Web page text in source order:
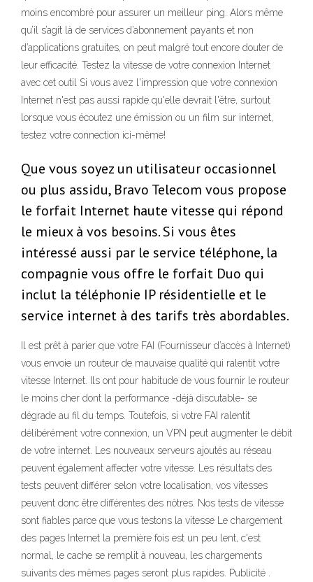
moins encombré pour assurer un meilleur ping. Alors même
qu’il s’agit là de services d’abonnement payants et non
d’applications gratuites, on peut malgré tout encore douter de
leur efficacité. Testez la vitesse de votre connexion Internet
avec cet outil Si vous avez l'impression que votre connexion
Internet n'est pas aussi rapide qu'elle devrait l'être, surtout
lorsque vous écoutez une émission ou un film sur internet,
testez votre connection ici-même!
Que vous soyez un utilisateur occasionnel
ou plus assidu, Bravo Telecom vous propose
le forfait Internet haute vitesse qui répond
le mieux à vos besoins. Si vous êtes
intéressé aussi par le service téléphone, la
compagnie vous offre le forfait Duo qui
inclut la téléphonie IP résidentielle et le
service internet à des tarifs très abordables.
Il est prêt à parier que votre FAI (Fournisseur d’accès à Internet)
vous envoie un routeur de mauvaise qualité qui ralentit votre
vitesse Internet. Ils ont pour habitude de vous fournir le routeur
le moins cher dont la performance -déjà discutable- se
dégrade au fil du temps. Toutefois, si votre FAI ralentit
délibérément votre connexion, un VPN peut augmenter le débit
de votre internet. Les nouveaux serveurs ajoutés au réseau
peuvent également affecter votre vitesse. Les résultats des
tests peuvent différer selon votre localisation, vos vitesses
peuvent donc être différentes des nôtres. Nos tests de vitesse
sont fiables parce que vous testons la vitesse Le chargement
des pages Internet la première fois est un peu lent, c'est
normal, le cache se remplit à nouveau, les chargements
suivants des mêmes pages seront plus rapides. Publicité .